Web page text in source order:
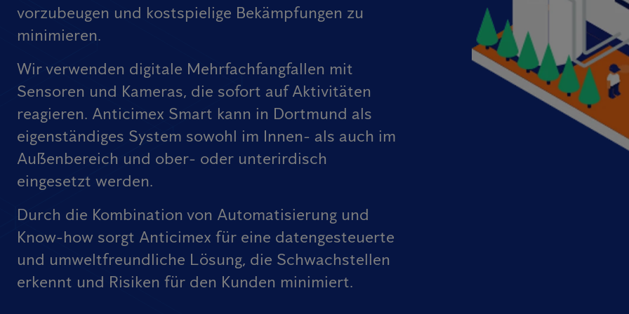
vorzubeugen und kostspielige Bekämpfungen zu
minimieren.
Wir verwenden digitale Mehrfachfangfallen mit
Sensoren und Kameras, die sofort auf Aktivitäten
reagieren. Anticimex Smart kann in Dortmund als
eigenständiges System sowohl im Innen- als auch im
Außenbereich und ober- oder unterirdisch
eingesetzt werden.
Durch die Kombination von Automatisierung und
Know-how sorgt Anticimex für eine datengesteuerte
und umweltfreundliche Lösung, die Schwachstellen
erkennt und Risiken für den Kunden minimiert.